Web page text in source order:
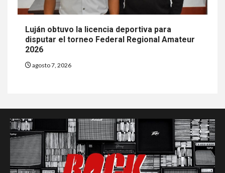
Luján obtuvo la licencia deportiva para
disputar el torneo Federal Regional Amateur
2026
agosto 7, 2026